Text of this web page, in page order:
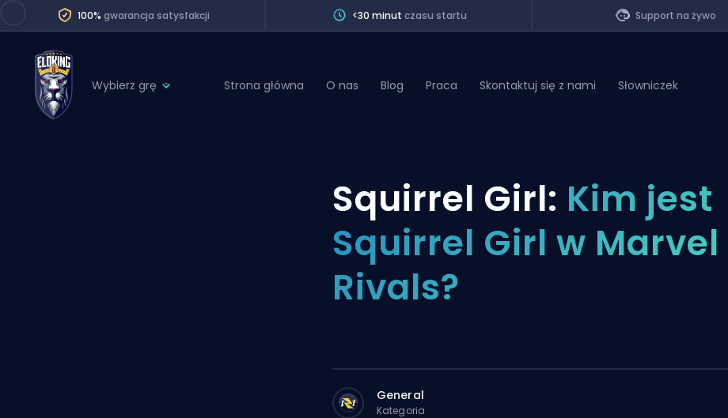
100% gwarancja satysfakcji <30 minutczasu startu Support na żywo
Wybierz grę
Division Boost
Strona główna O nas Blog Praca Skontaktuj się z nami Słowniczek
Squirrel Girl: Kim jest
Squirrel Girl w Marvel
Rivals?
General
Kategoria